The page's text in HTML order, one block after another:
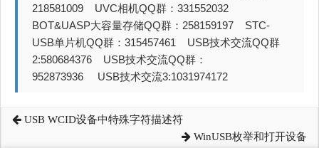
218581009 UVC相机QQ群：331552032
BOT&UASP大容量存储QQ群：258159197 STC-
USB单片机QQ群：315457461 USB技术交流QQ群
2:580684376 USB技术交流QQ群：
952873936 USB技术交流3:1031974172
USB WCID设备中特殊字符描述符
WinUSB枚举和打开设备